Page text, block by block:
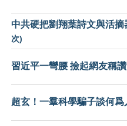
中共硬把劉翔葉詩文與活摘
次)
習近平一彎腰 撿起網友稱讚
超玄！一羣科學騙子談何爲